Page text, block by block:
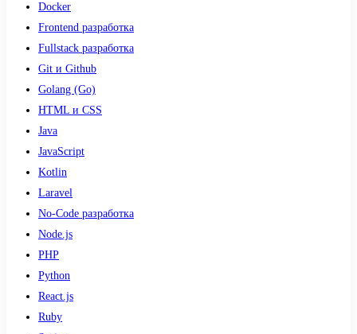
Docker
Frontend разработка
Fullstack разработка
Git и Github
Golang (Go)
HTML и CSS
Java
JavaScript
Kotlin
Laravel
No-Code разработка
Node.js
PHP
Python
React.js
Ruby